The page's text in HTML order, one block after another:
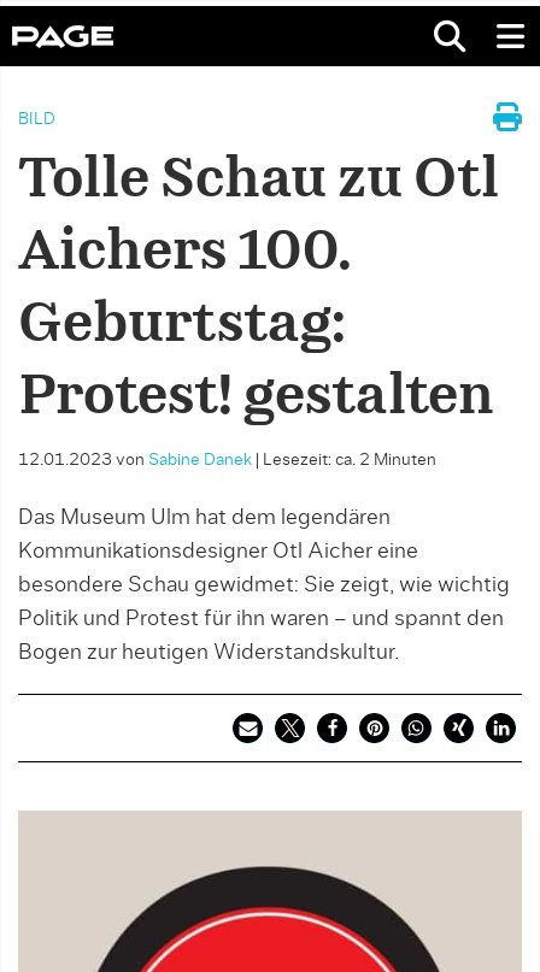
BILD
Tolle Schau zu Otl
Aichers 100.
Geburtstag:
Protest! gestalten
12.01.2023 von Sabine Danek Lesezeit: ca. 2 Minuten
Das Museum Ulm hat dem legendären
Kommunikationsdesigner Otl Aicher eine
besondere Schau gewidmet: Sie zeigt, wie wichtig
Politik und Protest für ihn waren – und spannt den
Bogen zur heutigen Widerstandskultur.